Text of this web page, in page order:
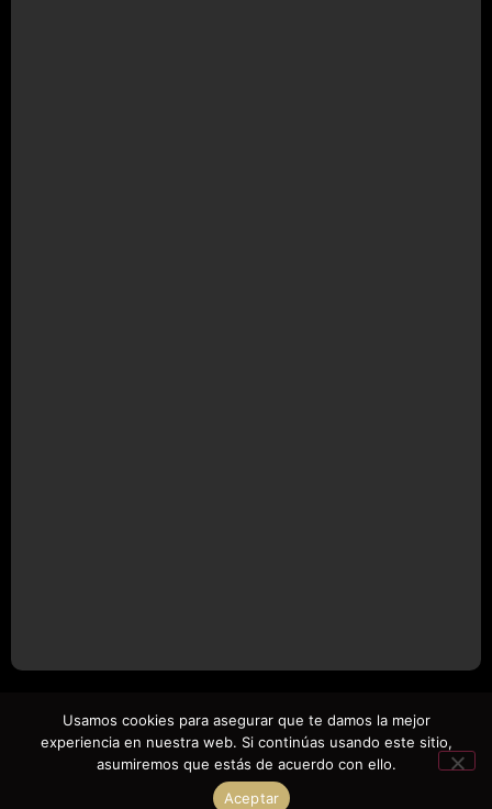
CRUZADO
Usamos cookies para asegurar que te damos la mejor
experiencia en nuestra web. Si continúas usando este sitio,
asumiremos que estás de acuerdo con ello.
Aceptar